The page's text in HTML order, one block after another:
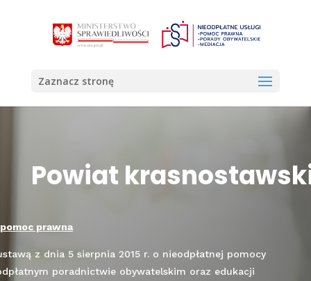
Zaznacz stronę
Powiat
prawna
z dnia 5 sierpnia 2015 r. o nieodpłatnej pomocy
poradnictwie obywatelskim oraz edukacji